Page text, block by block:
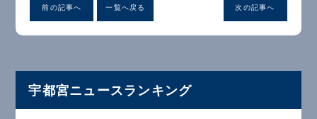
前の記事へ 一覧へ戻る 次の記事へ
宇都宮ニュースランキング